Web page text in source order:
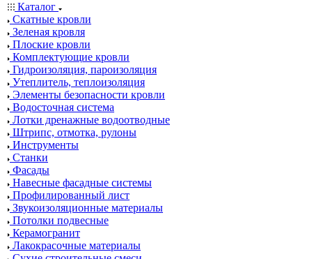
Каталог
Скатные кровли
Зеленая кровля
Плоские кровли
Комплектующие кровли
Гидроизоляция, пароизоляция
Утеплитель, теплоизоляция
Элементы безопасности кровли
Водосточная система
Лотки дренажные водоотводные
Штрипс, отмотка, рулоны
Инструменты
Станки
Фасады
Навесные фасадные системы
Профилированный лист
Звукоизоляционные материалы
Потолки подвесные
Керамогранит
Лакокрасочные материалы